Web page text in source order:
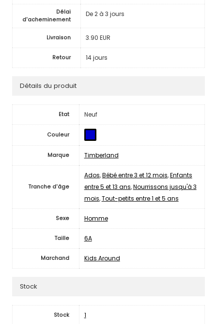
Délai
d'acheminement
De 2 à 3 jours
Livraison 3.90 EUR
Retour 14 jours
Détails du produit
Etat Neuf
Couleur
Marque Timberland
Tranche d'âge
Ados,Bébé entre 3 et 12 mois,Enfants
entre 5 et 13 ans,Nourrissons jusqu'à 3
mois,Tout-petits entre 1 et 5 ans
Sexe Homme
Taille 6A
Marchand Kids Around
Stock
Stock 1